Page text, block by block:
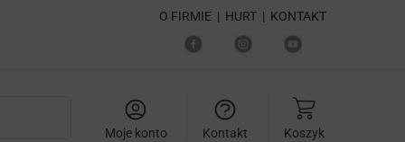
O FIRMIE | HURT | KONTAKT
Moje konto Kontakt Koszyk